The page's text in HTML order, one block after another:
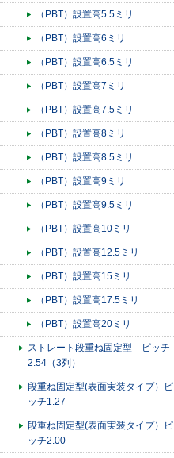
（PBT）設置高5.5ミリ
（PBT）設置高6ミリ
（PBT）設置高6.5ミリ
（PBT）設置高7ミリ
（PBT）設置高7.5ミリ
（PBT）設置高8ミリ
（PBT）設置高8.5ミリ
（PBT）設置高9ミリ
（PBT）設置高9.5ミリ
（PBT）設置高10ミリ
（PBT）設置高12.5ミリ
（PBT）設置高15ミリ
（PBT）設置高17.5ミリ
（PBT）設置高20ミリ
ストレート段重ね固定型 ピッチ
2.54（3列）
段重ね固定型(表面実装タイプ）ピ
ッチ1.27
段重ね固定型(表面実装タイプ）ピ
ッチ2.00